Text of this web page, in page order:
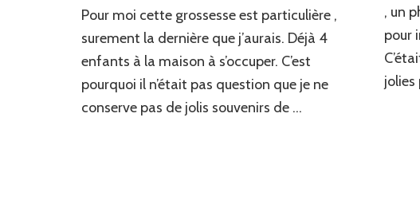
souvenirs
grossesse
Pour moi cette grossesse est particulière ,
surement la dernière que j’aurais. Déjà 4
enfants à la maison à s’occuper. C’est
pourquoi il n’était pas question que je ne
conserve pas de jolis souvenirs de …
, un
pour
jolies